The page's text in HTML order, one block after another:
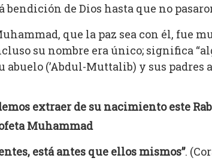
de Dios hasta que no
que la paz sea con él, fue
su nombre era único; significa
abuelo (’Abdul-Muttalib) y sus
extraer de su nacimiento este
Muhammad
está antes que ellos mismos”.